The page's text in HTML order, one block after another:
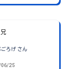
ごろげ さん
06/25